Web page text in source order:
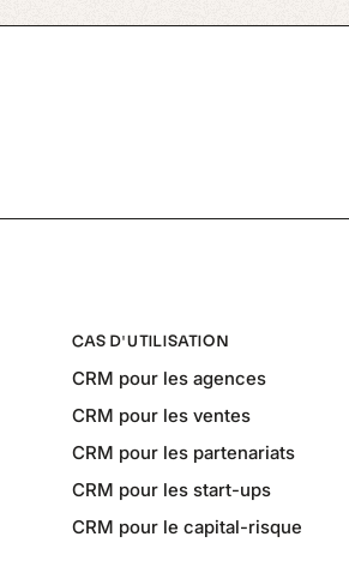
CAS D'UTILISATION
CRM pour les agences
CRM pour les ventes
CRM pour les partenariats
CRM pour les start-ups
CRM pour le capital-risque